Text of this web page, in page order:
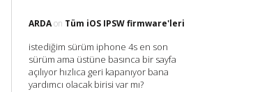
ARDAon Tüm iOS IPSW firmware'leri
istediğim sürüm iphone 4s en son
sürüm ama üstüne basınca bir sayfa
açılıyor hızlıca geri kapanıyor bana
yardımcı olacak birisi var mı?